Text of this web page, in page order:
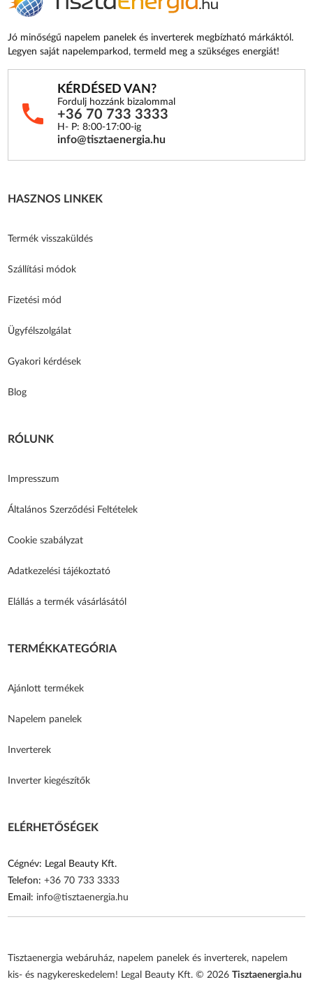
Jó minőségű napelem panelek és inverterek megbízható márkáktól.
Legyen saját napelemparkod, termeld meg a szükséges energiát!
KÉRDÉSED VAN?
Fordulj hozzánk bizalommal
+36 70 733 3333
H- P: 8:00-17:00-ig
info@tisztaenergia.hu
HASZNOS LINKEK
Termék visszaküldés
Szállítási módok
Fizetési mód
Ügyfélszolgálat
Gyakori kérdések
Blog
RÓLUNK
Impresszum
Általános Szerződési Feltételek
Cookie szabályzat
Adatkezelési tájékoztató
Elállás a termék vásárlásától
TERMÉKKATEGÓRIA
Ajánlott termékek
Napelem panelek
Inverterek
Inverter kiegészítők
ELÉRHETŐSÉGEK
Cégnév: Legal Beauty Kft.
Telefon:+36 70 733 3333
Email:info@tisztaenergia.hu
Tisztaenergia webáruház, napelem panelek és inverterek, napelem
kis- és nagykereskedelem! Legal Beauty Kft. © 2026Tisztaenergia.hu